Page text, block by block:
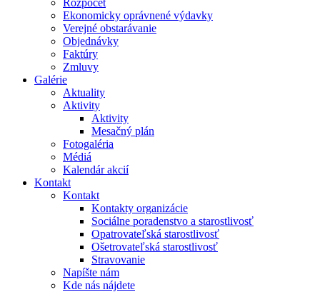
Rozpočet
Ekonomicky oprávnené výdavky
Verejné obstarávanie
Objednávky
Faktúry
Zmluvy
Galérie
Aktuality
Aktivity
Aktivity
Mesačný plán
Fotogaléria
Médiá
Kalendár akcií
Kontakt
Kontakt
Kontakty organizácie
Sociálne poradenstvo a starostlivosť
Opatrovateľská starostlivosť
Ošetrovateľská starostlivosť
Stravovanie
Napíšte nám
Kde nás nájdete